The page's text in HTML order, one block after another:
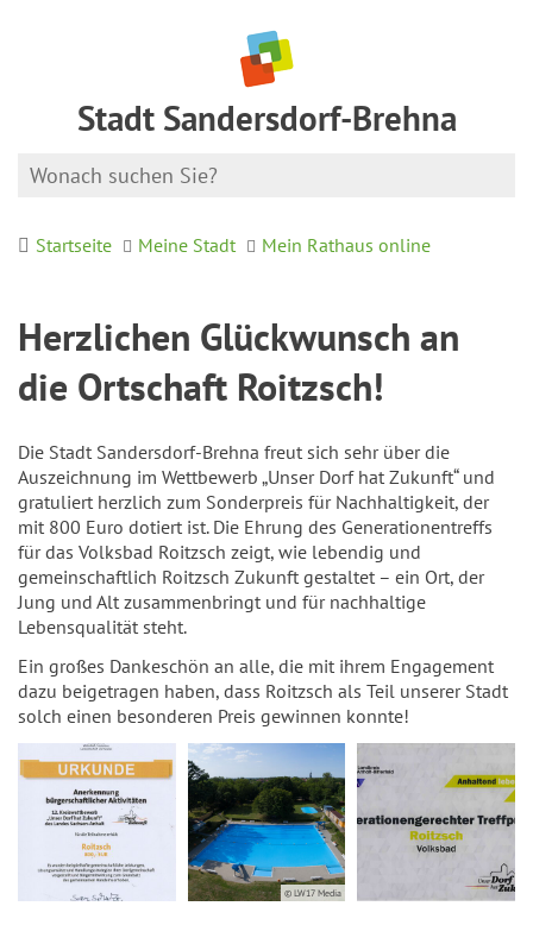
Stadt Sandersdorf-Brehna
Startseite Meine Stadt Mein Rathaus online
Herzlichen Glückwunsch an
die Ortschaft Roitzsch!
Die Stadt Sandersdorf-Brehna freut sich sehr über die
Auszeichnung im Wettbewerb „Unser Dorf hat Zukunft“ und
gratuliert herzlich zum Sonderpreis für Nachhaltigkeit, der
mit 800 Euro dotiert ist. Die Ehrung des Generationentreffs
für das Volksbad Roitzsch zeigt, wie lebendig und
gemeinschaftlich Roitzsch Zukunft gestaltet – ein Ort, der
Jung und Alt zusammenbringt und für nachhaltige
Lebensqualität steht.
Ein großes Dankeschön an alle, die mit ihrem Engagement
dazu beigetragen haben, dass Roitzsch als Teil unserer Stadt
solch einen besonderen Preis gewinnen konnte!
© LW17 Media